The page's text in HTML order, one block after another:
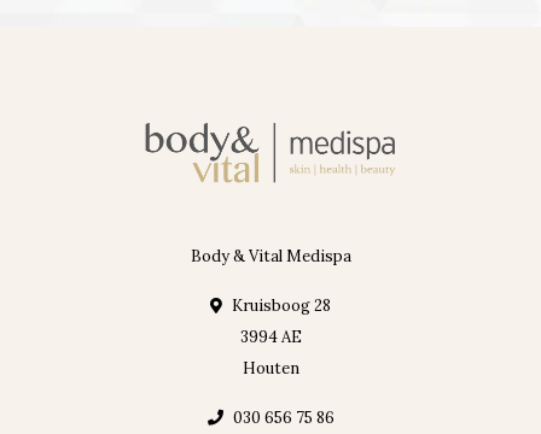
Body & Vital Medispa
Kruisboog 28
3994 AE
Houten
030 656 75 86